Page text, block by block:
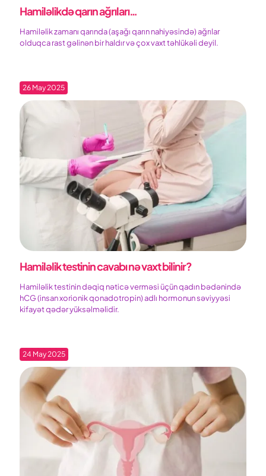
Hamiləlikdə qarın ağrıları…
Hamiləlik zamanı qarında (aşağı qarın nahiyəsində) ağrılar
olduqca rast gəlinən bir haldır və çox vaxt təhlükəli deyil.
26 May 2025
Hamiləlik testinin cavabı nə vaxt bilinir?
Hamiləlik testinin dəqiq nəticə verməsi üçün qadın bədənində
hCG (insan xorionik qonadotropin) adlı hormonun səviyyəsi
kifayət qədər yüksəlməlidir.
24 May 2025